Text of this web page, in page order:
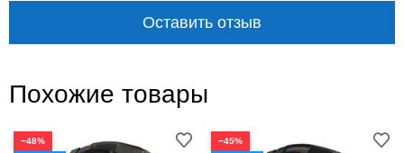
16 дней
Оставить отзыв
Похожие товары
−48% −45%